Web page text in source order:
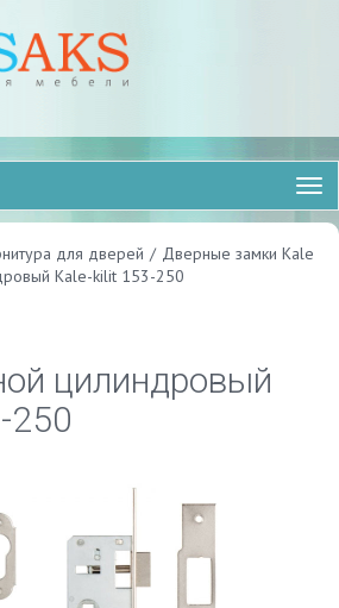
для дверей / Дверные замки Kale
Kale-kilit 153-250
цилиндровый
250